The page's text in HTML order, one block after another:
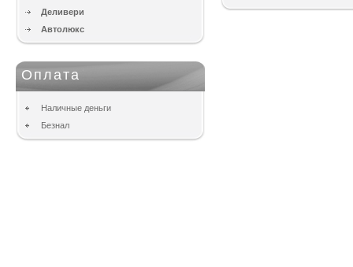
Деливери
Автолюкс
Оплата
Наличные деньги
Безнал